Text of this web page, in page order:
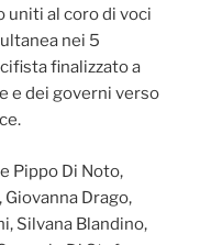
uniti al coro di voci
nei 5
finalizzato a
e dei governi verso
Pippo Di Noto,
Drago,
Silvana Blandino,